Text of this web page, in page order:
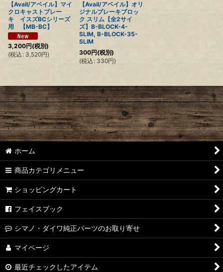
【Avail/アベイル】マイ
クロキャストブレー
キ イスズBCシリーズ
用 【MB-BC】
3,200円(税別)
(税込 : 3,520円)
【Avail/アベイル】オリ
ジナルブレーキブロッ
ク スリム【全2サイ
ズ】B-BLOCK-4-
SLIM, B-BLOCK-35-
SLIM
300円(税別)
(税込 : 330円)
ホーム
商品カテゴリメニュー
ショッピングカート
フェイスブック
シマノ・ダイワ純正パーツのお取り寄せ
マイページ
最近チェックしたアイテム